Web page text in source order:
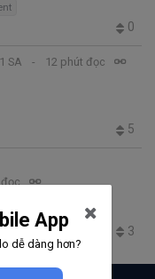
0
SA 12 phút đọc
5
3
App
dễ dàng hơn?